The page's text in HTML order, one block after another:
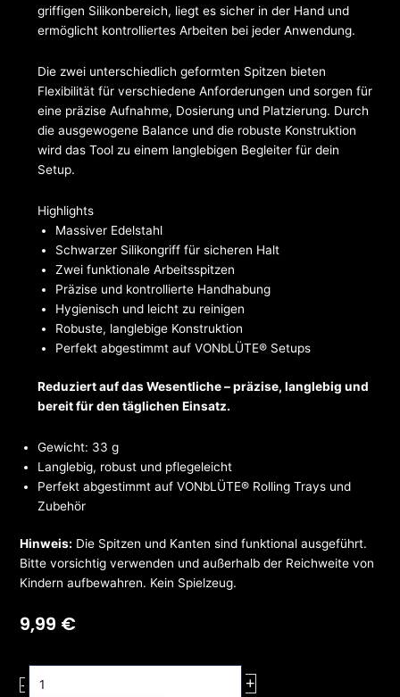
griffigen Silikonbereich, liegt es sicher in der Hand und
ermöglicht kontrolliertes Arbeiten bei jeder Anwendung.
Die zwei unterschiedlich geformten Spitzen bieten
Flexibilität für verschiedene Anforderungen und sorgen für
eine präzise Aufnahme, Dosierung und Platzierung. Durch
die ausgewogene Balance und die robuste Konstruktion
wird das Tool zu einem langlebigen Begleiter für dein
Setup.
Highlights
Massiver Edelstahl
Schwarzer Silikongriff für sicheren Halt
Zwei funktionale Arbeitsspitzen
Präzise und kontrollierte Handhabung
Hygienisch und leicht zu reinigen
Robuste, langlebige Konstruktion
Perfekt abgestimmt auf VONbLÜTE® Setups
Reduziert auf das Wesentliche – präzise, langlebig und
bereit für den täglichen Einsatz.
Gewicht: 33 g
Langlebig, robust und pflegeleicht
Perfekt abgestimmt auf VONbLÜTE® Rolling Trays und
Zubehör
Hinweis: Die Spitzen und Kanten sind funktional ausgeführt.
Bitte vorsichtig verwenden und außerhalb der Reichweite von
Kindern aufbewahren. Kein Spielzeug.
9,99 €
-
Tool
+